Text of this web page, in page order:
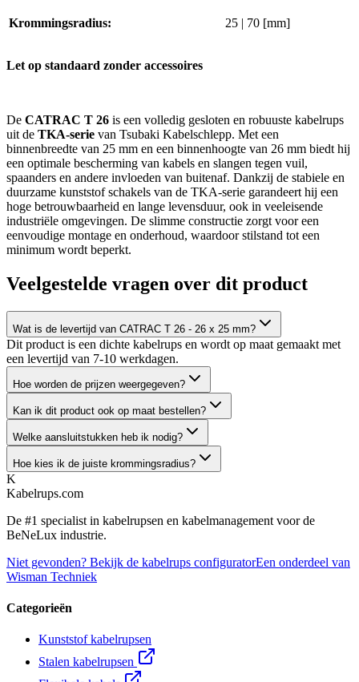
Krommingsradius: 25 | 70 [mm]
Let op standaard zonder accessoires
De CATRAC T 26 is een volledig gesloten en robuuste kabelrups
uit de TKA-serie van Tsubaki Kabelschlepp. Met een
binnenbreedte van 25 mm en een binnenhoogte van 26 mm biedt hij
een optimale bescherming van kabels en slangen tegen vuil,
spaanders en andere invloeden van buitenaf. Dankzij de stabiele en
duurzame kunststof schakels van de TKA-serie garandeert hij een
hoge betrouwbaarheid en lange levensduur, ook in veeleisende
industriële omgevingen. De slimme constructie zorgt voor een
eenvoudige montage en onderhoud, waardoor stilstand tot een
minimum wordt beperkt.
Veelgestelde vragen over dit product
Wat is de levertijd van CATRAC T 26 - 26 x 25 mm?
Dit product is een dichte kabelrups en wordt op maat gemaakt met
een levertijd van 7-10 werkdagen.
Hoe worden de prijzen weergegeven?
Kan ik dit product ook op maat bestellen?
Welke aansluitstukken heb ik nodig?
Hoe kies ik de juiste krommingsradius?
K
Kabelrups.com
De #1 specialist in kabelrupsen en kabelmanagement voor de
BeNeLux industrie.
Niet gevonden? Bekijk de kabelrups configuratorEen onderdeel van
Wisman Techniek
Categorieën
Kunststof kabelrupsen
Stalen kabelrupsen